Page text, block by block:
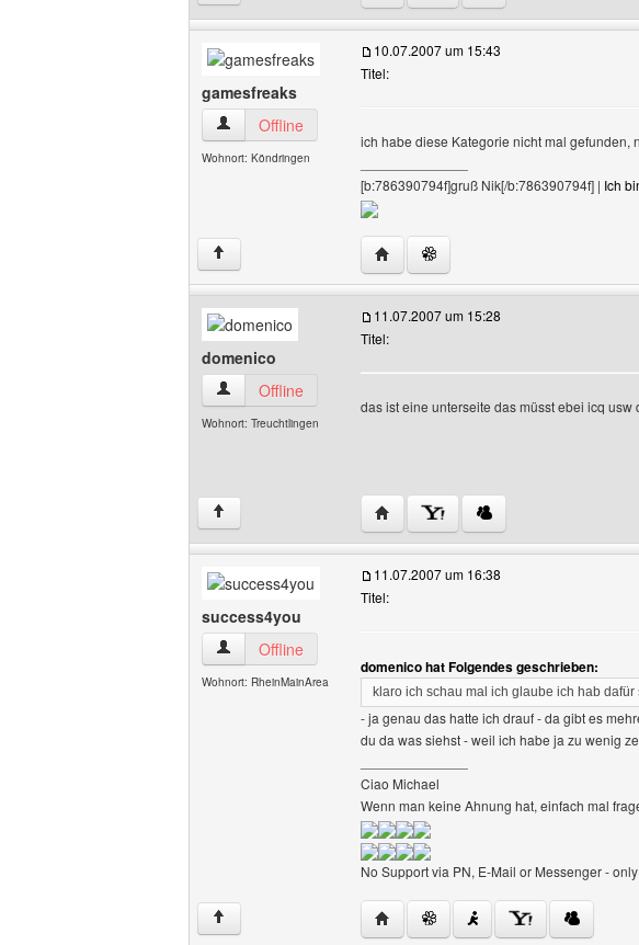
gamesfreaks
gamesfreaks Benutzer-Profile anzeigen
Offline
Wohnort: Köndringen
10.07.2007 um 15:43
Titel:
ich habe diese Kategorie nicht mal gefunden,
[b:786390794f]gruß Nik[/b:786390794f] | Ich
↑ Website dieses Benutzers besuchen:
domenico
domenico Benutzer-Profile anzeigen
Offline
Wohnort: Treuchtlingen
11.07.2007 um 15:28
Titel:
das ist eine unterseite das müsst ebei icq usw
↑ Website dieses Benutzers besuchen:
success4you
success4you Benutzer-Profile anzeigen
Offline
Wohnort: RheinMainArea
11.07.2007 um 16:38
Titel:
domenico hat Folgendes geschrieben:
klaro ich schau mal ich glaube ich hab
- ja genau das hatte ich drauf - da gibt es
du da was siehst - weil ich habe ja zu wenig
Ciao Michael
Wenn man keine Ahnung hat, einfach mal
No Support via PN, E-Mail or Messenger -
↑ Website dieses Benutzers besuchen: